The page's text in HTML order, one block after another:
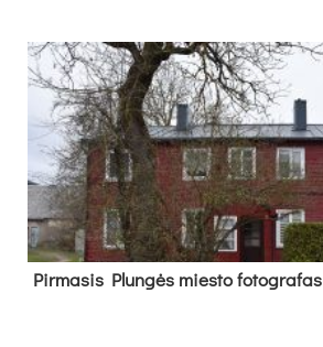
Pir­ma­sis Plun­gės mies­to fo­tog­ra­fas